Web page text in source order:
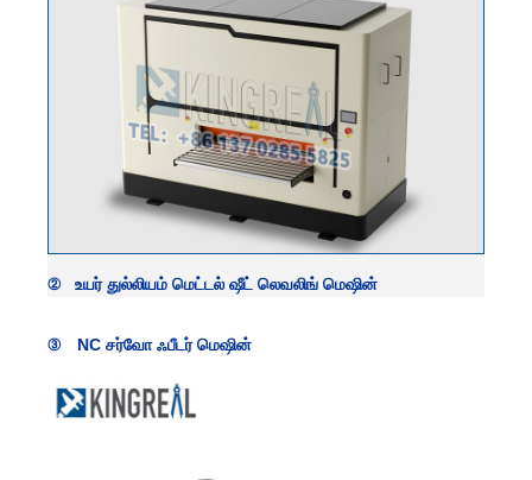
② உயர் துல்லியம் மெட்டல் ஷீட் லெவலிங் மெஷின்
③ NC சர்வோ ஃபீடர் மெஷின்